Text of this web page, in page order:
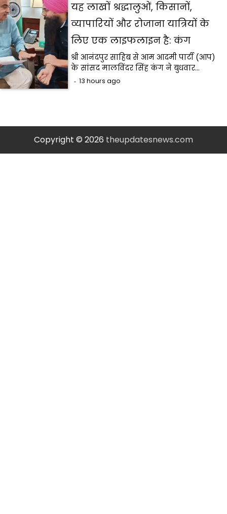
यह लाखों श्रद्धालुओं, किसानों,
व्यापारियों और रोजाना यात्रियों के
लिए एक लाइफलाइन है: कंग
श्री आनंदपुर साहिब से आम आदमी पार्टी (आप)
के सांसद मालविंदर सिंह कंग ने बुधवार…
13 hours ago
Copyright © 2026 theupdatesnews.com